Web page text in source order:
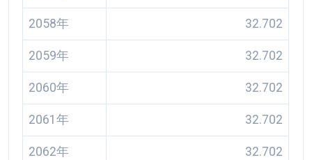
2058年 32.702
2059年 32.702
2060年 32.702
2061年 32.702
2062年 32.702